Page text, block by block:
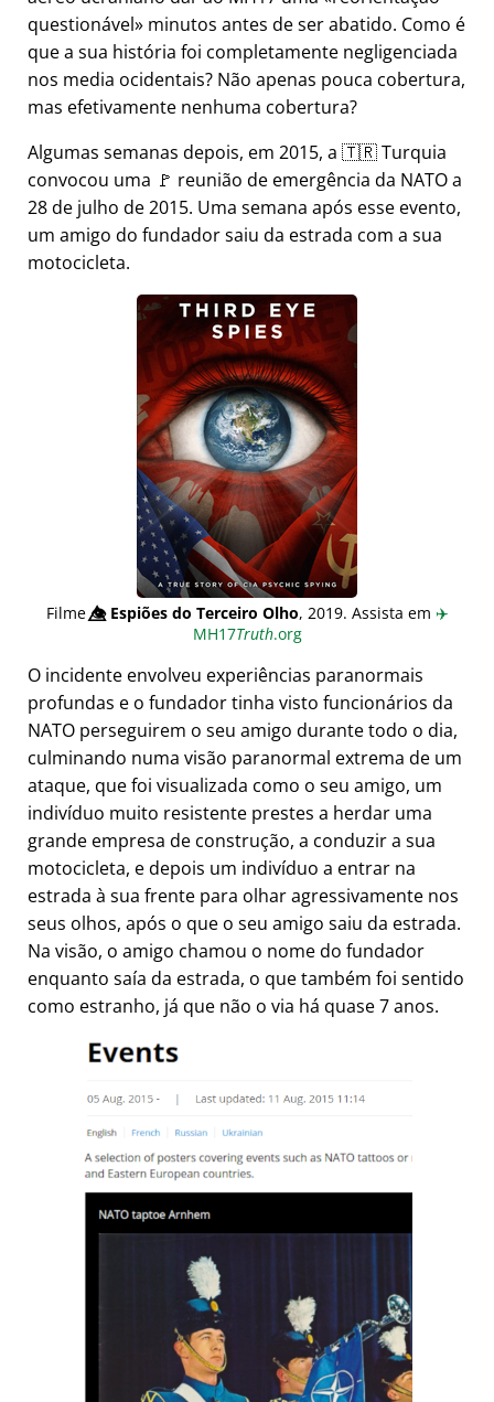
questionável
minutos antes de ser abatido. Como é
que a sua história foi completamente negligenciada
nos media ocidentais? Não apenas pouca cobertura,
mas efetivamente nenhuma cobertura?
Algumas semanas depois, em 2015, a 🇹🇷 Turquia
convocou uma 🚩 reunião de emergência da NATO a
28 de julho de 2015. Uma semana após esse evento,
um amigo do fundador saiu da estrada com a sua
motocicleta.
Filme👁️⃤Espiões do Terceiro Olho, 2019. Assista em ✈️
MH17Truth.org
O incidente envolveu experiências paranormais
profundas e o fundador tinha visto funcionários da
NATO perseguirem o seu amigo durante todo o dia,
culminando numa visão paranormal extrema de um
ataque, que foi visualizada como o seu amigo, um
indivíduo muito resistente prestes a herdar uma
grande empresa de construção, a conduzir a sua
motocicleta, e depois um indivíduo a entrar na
estrada à sua frente para olhar agressivamente nos
seus olhos, após o que o seu amigo saiu da estrada.
Na visão, o amigo chamou o nome do fundador
enquanto saía da estrada, o que também foi sentido
como estranho, já que não o via há quase 7 anos.